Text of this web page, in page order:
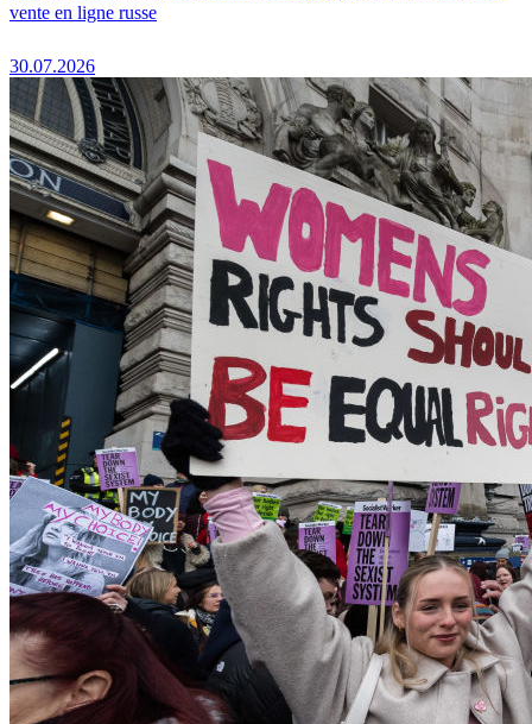
vente en ligne russe
30.07.2026